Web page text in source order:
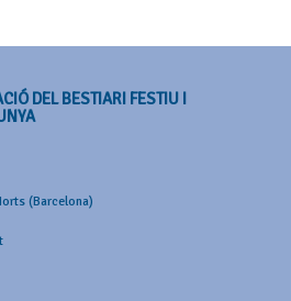
DEL BESTIARI FESTIU I
(Barcelona)